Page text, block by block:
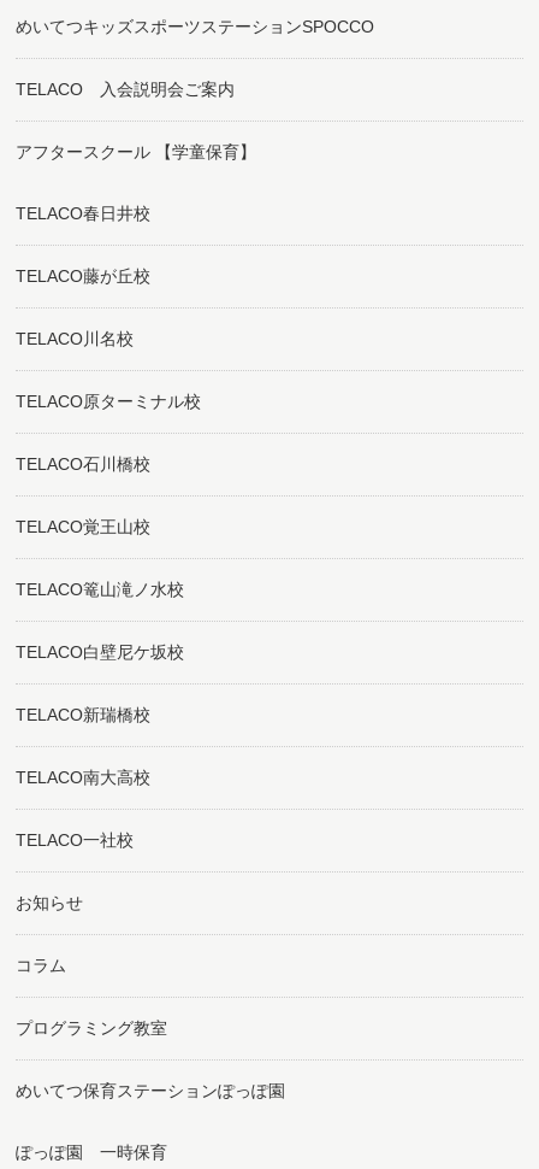
めいてつキッズスポーツステーションSPOCCO
TELACO 入会説明会ご案内
アフタースクール 【学童保育】
TELACO春日井校
TELACO藤が丘校
TELACO川名校
TELACO原ターミナル校
TELACO石川橋校
TELACO覚王山校
TELACO篭山滝ノ水校
TELACO白壁尼ケ坂校
TELACO新瑞橋校
TELACO南大高校
TELACO一社校
お知らせ
コラム
プログラミング教室
めいてつ保育ステーションぽっぽ園
ぽっぽ園 一時保育